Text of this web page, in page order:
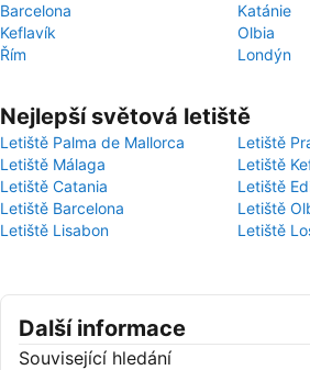
Barcelona
Katánie
Keflavík
Olbia
Řím
Londýn
Nejlepší světová letiště
Letiště Palma de Mallorca
Letiště
Letiště Málaga
Letiště
Letiště Catania
Letiště
Letiště Barcelona
Letiště
Letiště Lisabon
Letiště
Další informace
Související hledání